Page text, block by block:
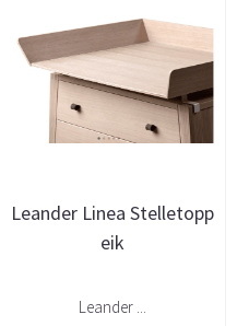
Leander Linea Stelletopp
eik
Leander ...